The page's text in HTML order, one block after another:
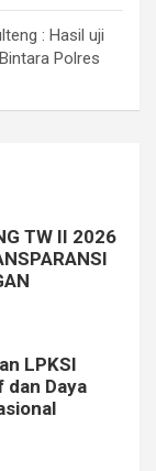
: Hasil uji
Polres
TW II 2026
LPKSI
Daya